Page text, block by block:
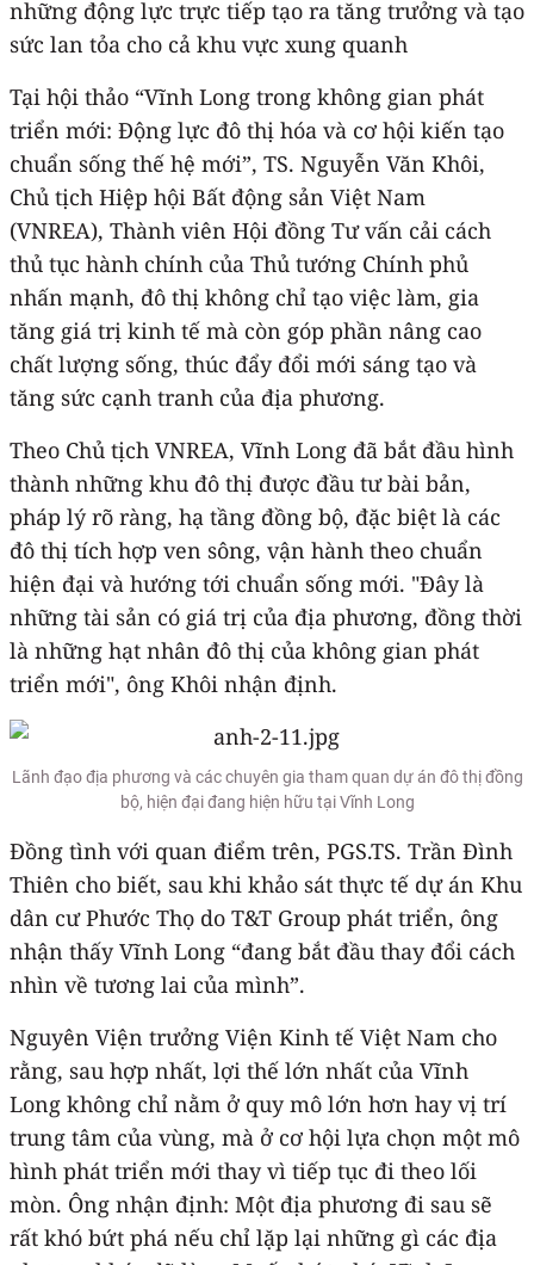
những động lực trực tiếp tạo ra tăng trưởng và tạo
sức lan tỏa cho cả khu vực xung quanh
Tại hội thảo “Vĩnh Long trong không gian phát
triển mới: Động lực đô thị hóa và cơ hội kiến tạo
chuẩn sống thế hệ mới”, TS. Nguyễn Văn Khôi,
Chủ tịch Hiệp hội Bất động sản Việt Nam
(VNREA), Thành viên Hội đồng Tư vấn cải cách
thủ tục hành chính của Thủ tướng Chính phủ
nhấn mạnh, đô thị không chỉ tạo việc làm, gia
tăng giá trị kinh tế mà còn góp phần nâng cao
chất lượng sống, thúc đẩy đổi mới sáng tạo và
tăng sức cạnh tranh của địa phương.
Theo Chủ tịch VNREA, Vĩnh Long đã bắt đầu hình
thành những khu đô thị được đầu tư bài bản,
pháp lý rõ ràng, hạ tầng đồng bộ, đặc biệt là các
đô thị tích hợp ven sông, vận hành theo chuẩn
hiện đại và hướng tới chuẩn sống mới. "Đây là
những tài sản có giá trị của địa phương, đồng thời
là những hạt nhân đô thị của không gian phát
triển mới", ông Khôi nhận định.
Lãnh đạo địa phương và các chuyên gia tham quan dự án đô thị đồng
bộ, hiện đại đang hiện hữu tại Vĩnh Long
Đồng tình với quan điểm trên, PGS.TS. Trần Đình
Thiên cho biết, sau khi khảo sát thực tế dự án Khu
dân cư Phước Thọ do T&T Group phát triển, ông
nhận thấy Vĩnh Long “đang bắt đầu thay đổi cách
nhìn về tương lai của mình”.
Nguyên Viện trưởng Viện Kinh tế Việt Nam cho
rằng, sau hợp nhất, lợi thế lớn nhất của Vĩnh
Long không chỉ nằm ở quy mô lớn hơn hay vị trí
trung tâm của vùng, mà ở cơ hội lựa chọn một mô
hình phát triển mới thay vì tiếp tục đi theo lối
mòn. Ông nhận định: Một địa phương đi sau sẽ
rất khó bứt phá nếu chỉ lặp lại những gì các địa